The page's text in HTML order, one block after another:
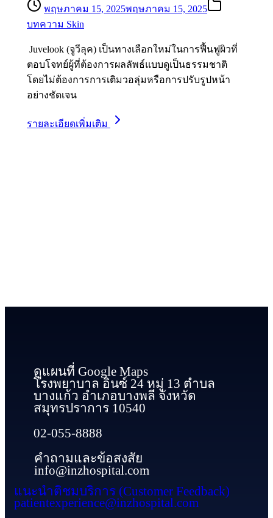
พฤษภาคม 15, 2025พฤษภาคม 15, 2025
บทความ Skin
Juvelook (จูวีลุค) เป็นทางเลือกใหม่ในการฟื้นฟูผิวที่
ตอบโจทย์ผู้ที่ต้องการผลลัพธ์แบบดูเป็นธรรมชาติ
โดยไม่ต้องการการเติมวอลุ่มหรือการปรับรูปหน้า
อย่างชัดเจน
รายละเอียดเพิ่มเติม
ดูแผนที่ Google Maps
โรงพยาบาล อินซ์ 24 หมู่ 13 ตำบล
บางแก้ว อำเภอบางพลี จังหวัด
สมุทรปราการ 10540
02-055-8888
คำถามและข้อสงสัย
info@inzhospital.com
แนะนำติชมบริการ (Customer Feedback)
patientexperience@inzhospital.com